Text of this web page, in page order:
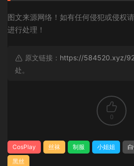
图文来源网络！如有任何侵犯或侵权
进行处理！
原文链接： https://584520.xyz/
处。
0
CosPlay 丝袜 制服 小姐姐
黑丝